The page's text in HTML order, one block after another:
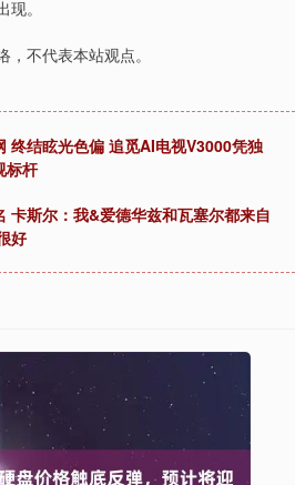
。
不代表本站观点。
终结眩光色偏 追觅AI电视V3000凭独
标杆
卡斯尔：我&爱德华兹和瓦塞尔都来自
好